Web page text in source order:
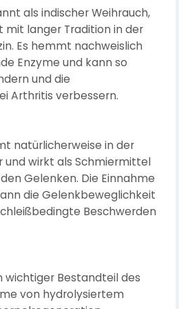
als indischer Weihrauch,
mit langer Tradition in der
Es hemmt nachweislich
Enzyme und kann so
und die
Arthritis verbessern.
natürlicherweise in der
und wirkt als Schmiermittel
Gelenken. Die Einnahme
die Gelenkbeweglichkeit
Beschwerden
wichtiger Bestandteil des
von hydrolysiertem